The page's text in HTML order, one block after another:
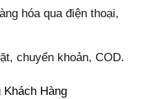
hóa qua điện thoại,
chuyển khoản, COD.
Hàng